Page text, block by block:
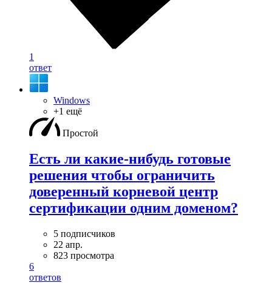
1
ответ
Windows
+1 ещё
Простой
Есть ли какие-нибудь готовые
решения чтобы ограничить
доверенный корневой центр
сертификации одним доменом?
5 подписчиков
22 апр.
823 просмотра
6
ответов